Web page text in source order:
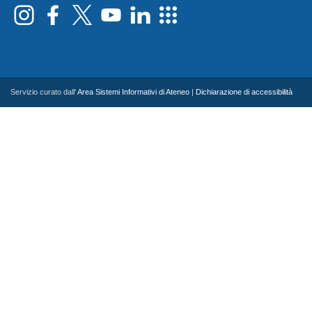
Servizio curato dall'Area Sistemi Informativi di Ateneo Dichiarazione di accessibilità